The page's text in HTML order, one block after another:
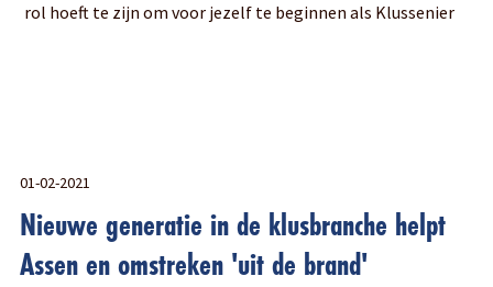
rol hoeft te zijn om voor jezelf te beginnen als Klussenier
01-02-2021
Nieuwe generatie in de klusbranche helpt
Assen en omstreken 'uit de brand'